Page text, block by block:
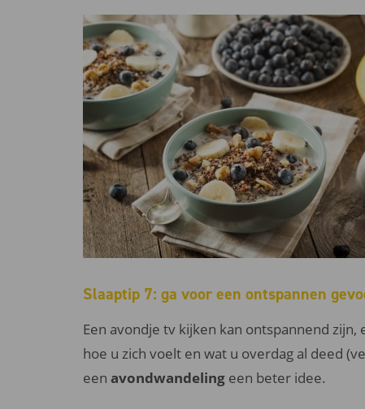
Slaaptip 7: ga voor een ontspannen
Een avondje tv kijken kan ontspannend
hoe u zich voelt en wat u overdag al deed
een avondwandeling een beter idee.